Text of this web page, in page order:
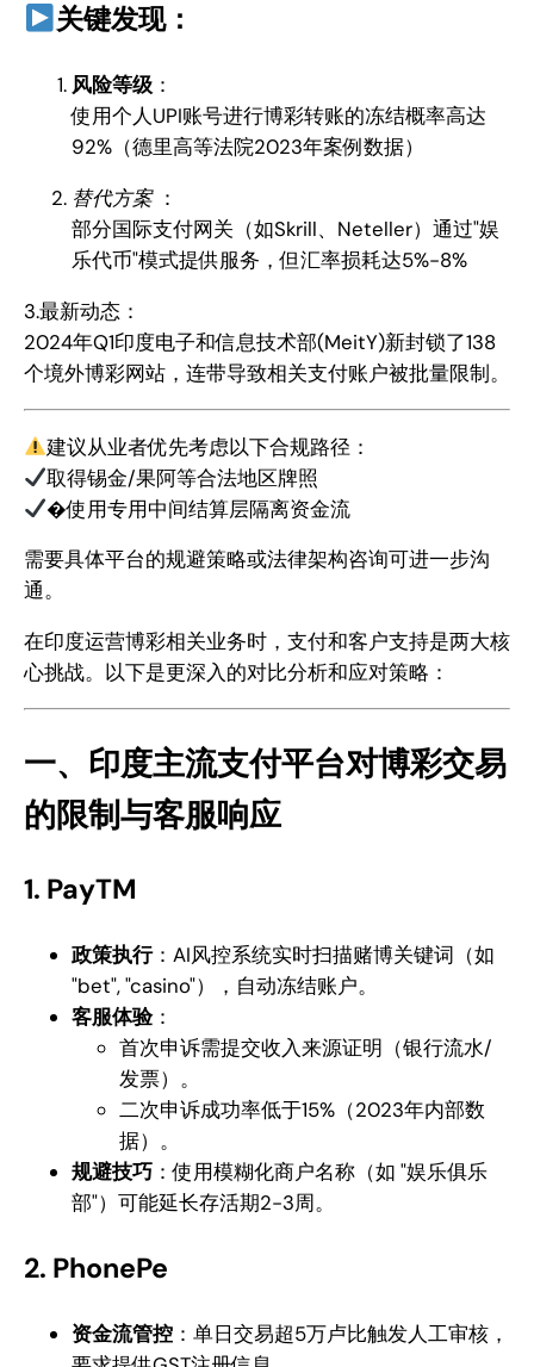
关键发现：
风险等级：
使用个人UPI账号进行博彩转账的冻结概率高达
92%（德里高等法院2023年案例数据）
替代方案：
部分国际支付网关（如Skrill、Neteller）通过"娱
乐代币"模式提供服务，但汇率损耗达5%-8%
3.最新动态：
2024年Q1印度电子和信息技术部(MeitY)新封锁了138
个境外博彩网站，连带导致相关支付账户被批量限制。
建议从业者优先考虑以下合规路径：
取得锡金/果阿等合法地区牌照
�使用专用中间结算层隔离资金流
需要具体平台的规避策略或法律架构咨询可进一步沟
通。
在印度运营博彩相关业务时，支付和客户支持是两大核
心挑战。以下是更深入的对比分析和应对策略：
一、印度主流支付平台对博彩交易
的限制与客服响应
1. PayTM
政策执行：AI风控系统实时扫描赌博关键词（如
"bet", "casino"），自动冻结账户。
客服体验：
首次申诉需提交收入来源证明（银行流水/
发票）。
二次申诉成功率低于15%（2023年内部数
据）。
规避技巧 ：使用模糊化商户名称（如 "娱乐俱乐
部"）可能延长存活期2-3周。
2. PhonePe
资金流管控 ：单日交易超5万卢比触发人工审核，